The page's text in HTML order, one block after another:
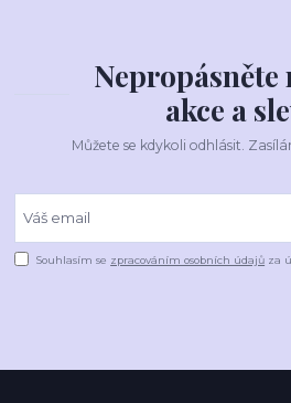
akce a
Můžete se kdykoli odhlásit.
Souhlasím se zpracováním osobních údajů za